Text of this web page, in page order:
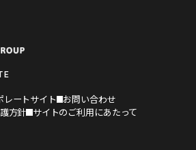
レートサイト
お問い合わせ
方針 サイトのご利用にあたって